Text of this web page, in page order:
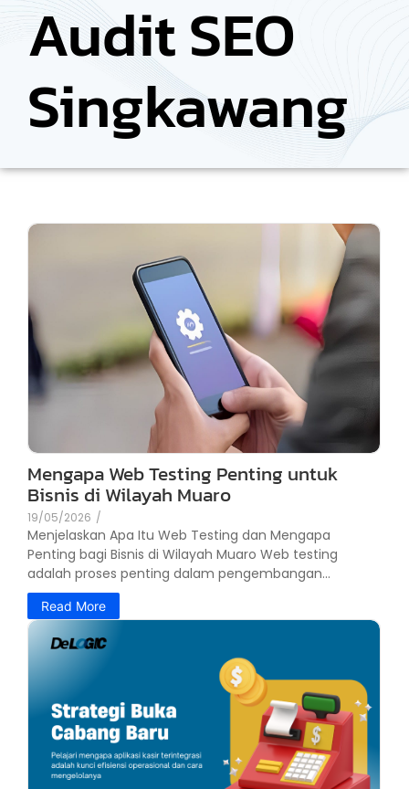
Audit SEO
Singkawang
Mengapa Web Testing Penting untuk
Bisnis di Wilayah Muaro
19/05/2026 /
Menjelaskan Apa Itu Web Testing dan Mengapa
Penting bagi Bisnis di Wilayah Muaro Web testing
adalah proses penting dalam pengembangan...
Read More